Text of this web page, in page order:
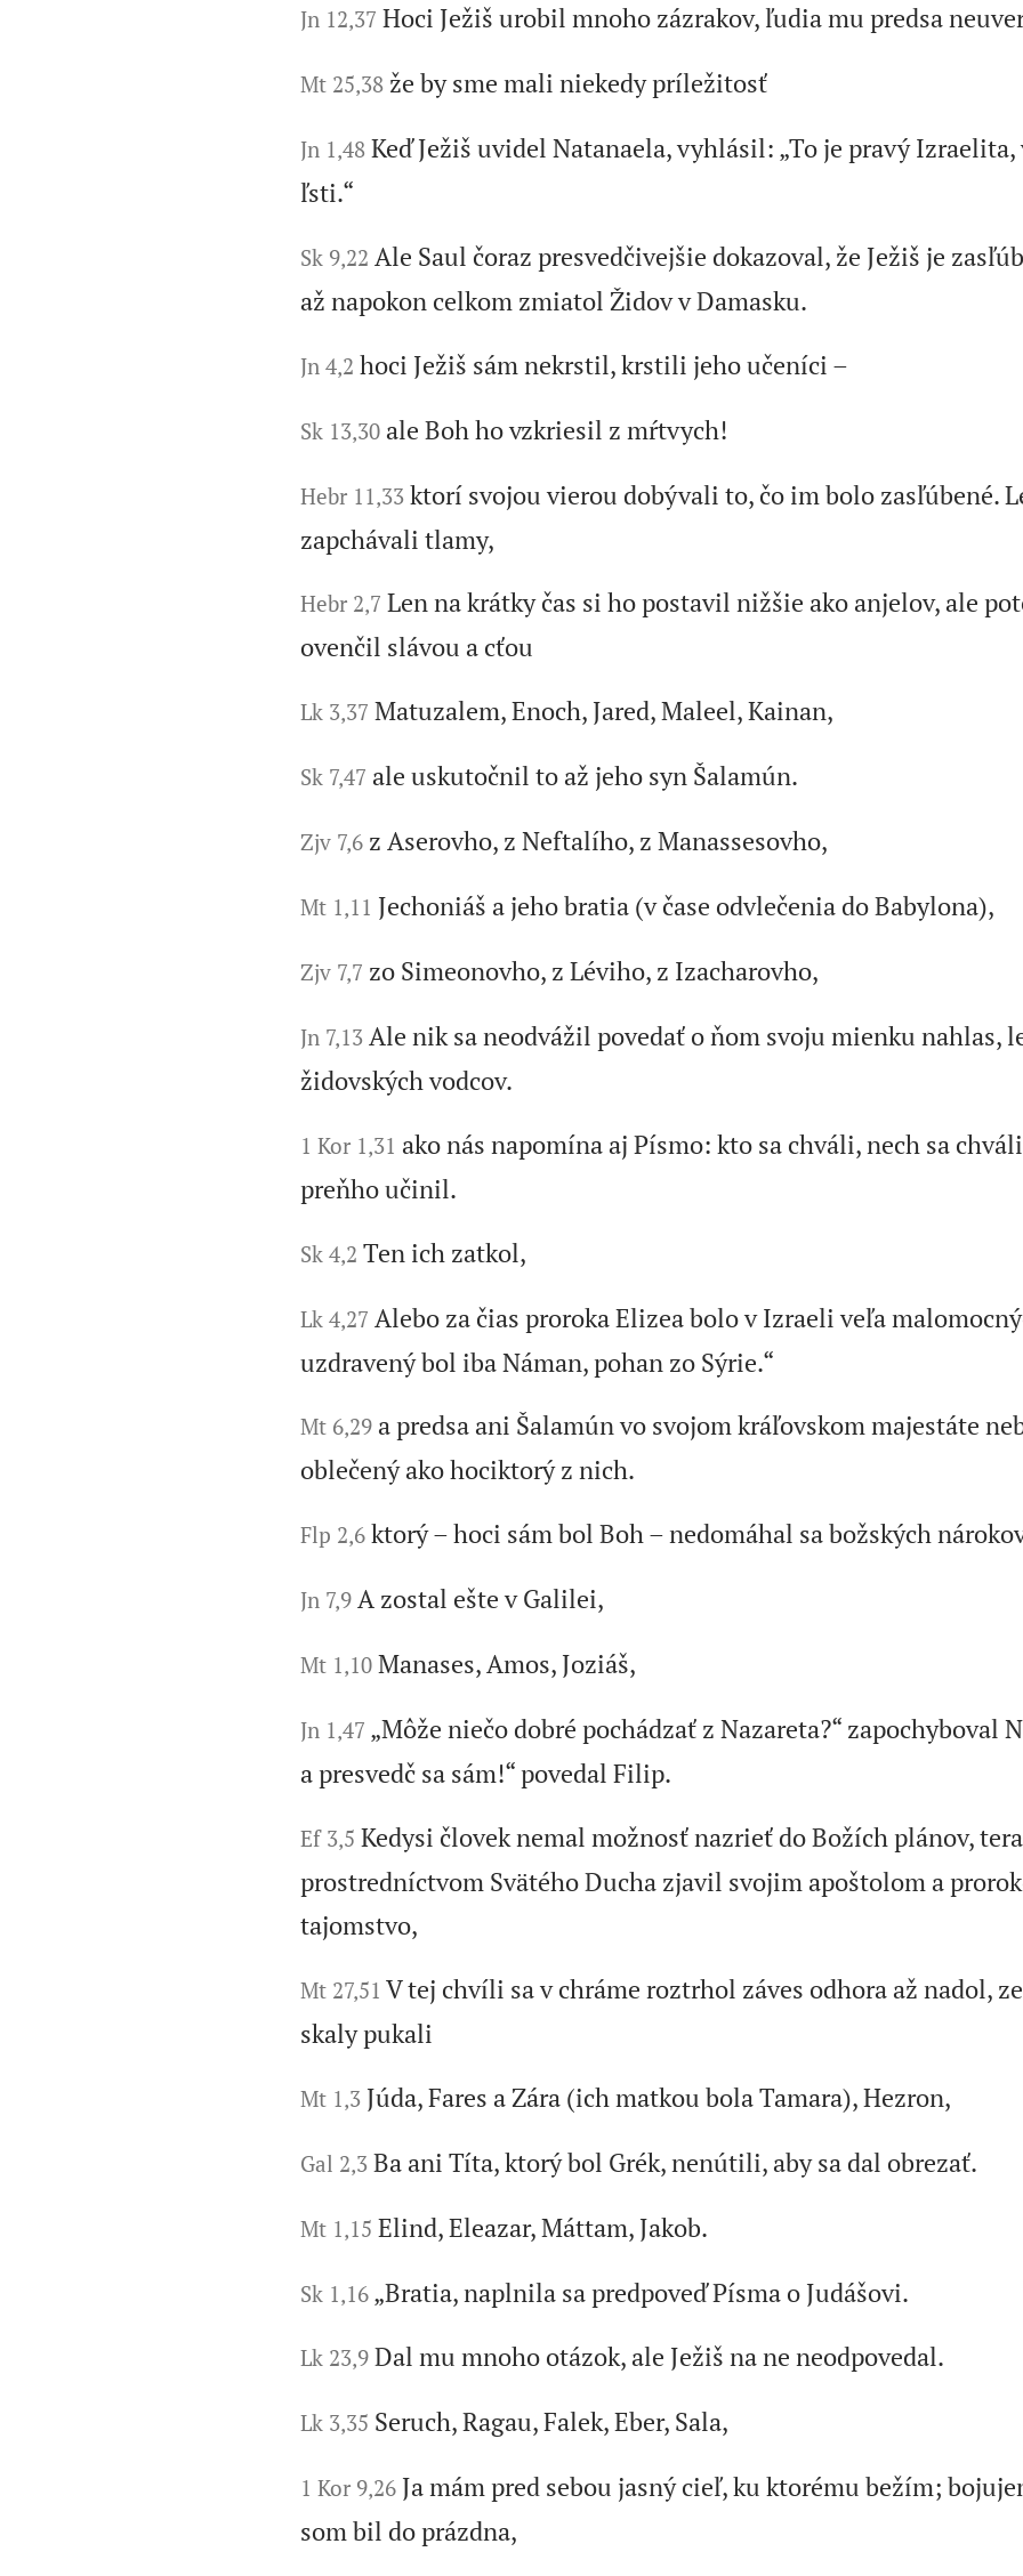
Jn 12,37 Hoci Ježiš urobil mnoho zázrakov, ľudia mu predsa
Mt 25,38 že by sme mali niekedy príležitosť
Jn 1,48 Keď Ježiš uvidel Natanaela, vyhlásil: „To je pravý
ľsti.“
Sk 9,22 Ale Saul čoraz presvedčivejšie dokazoval, že Ježiš je
až napokon celkom zmiatol Židov v Damasku.
Jn 4,2 hoci Ježiš sám nekrstil, krstili jeho učeníci –
Sk 13,30 ale Boh ho vzkriesil z mŕtvych!
Hebr 11,33 ktorí svojou vierou dobývali to, čo im bolo zasľúbené.
zapchávali tlamy,
Hebr 2,7 Len na krátky čas si ho postavil nižšie ako anjelov, ale
ovenčil slávou a cťou
Lk 3,37 Matuzalem, Enoch, Jared, Maleel, Kainan,
Sk 7,47 ale uskutočnil to až jeho syn Šalamún.
Zjv 7,6 z Aserovho, z Neftalího, z Manassesovho,
Mt 1,11 Jechoniáš a jeho bratia (v čase odvlečenia do Babylona),
Zjv 7,7 zo Simeonovho, z Léviho, z Izacharovho,
Jn 7,13 Ale nik sa neodvážil povedať o ňom svoju mienku nahlas,
židovských vodcov.
1 Kor 1,31 ako nás napomína aj Písmo: kto sa chváli, nech sa
preňho učinil.
Sk 4,2 Ten ich zatkol,
Lk 4,27 Alebo za čias proroka Elizea bolo v Izraeli veľa
uzdravený bol iba Náman, pohan zo Sýrie.“
Mt 6,29 a predsa ani Šalamún vo svojom kráľovskom majestáte
oblečený ako hociktorý z nich.
Flp 2,6 ktorý – hoci sám bol Boh – nedomáhal sa božských
Jn 7,9 A zostal ešte v Galilei,
Mt 1,10 Manases, Amos, Joziáš,
Jn 1,47 „Môže niečo dobré pochádzať z Nazareta?“ zapochyboval
a presvedč sa sám!“ povedal Filip.
Ef 3,5 Kedysi človek nemal možnosť nazrieť do Božích plánov,
prostredníctvom Svätého Ducha zjavil svojim apoštolom a
tajomstvo,
Mt 27,51 V tej chvíli sa v chráme roztrhol záves odhora až nadol,
skaly pukali
Mt 1,3 Júda, Fares a Zára (ich matkou bola Tamara), Hezron,
Gal 2,3 Ba ani Títa, ktorý bol Grék, nenútili, aby sa dal obrezať.
Mt 1,15 Elind, Eleazar, Máttam, Jakob.
Sk 1,16 „Bratia, naplnila sa predpoveď Písma o Judášovi.
Lk 23,9 Dal mu mnoho otázok, ale Ježiš na ne neodpovedal.
Lk 3,35 Seruch, Ragau, Falek, Eber, Sala,
1 Kor 9,26 Ja mám pred sebou jasný cieľ, ku ktorému bežím;
som bil do prázdna,